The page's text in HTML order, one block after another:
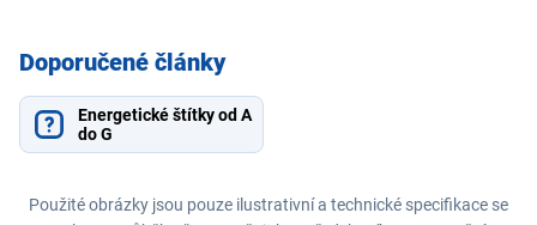
Doporučené články
Energetické štítky od A
do G
Použité obrázky jsou pouze ilustrativní a technické specifikace se